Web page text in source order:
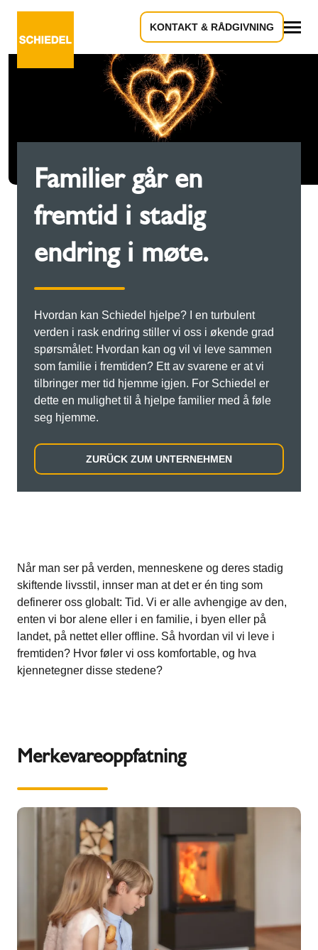
KONTAKT & RÅDGIVNING
Familier går en
fremtid i stadig
endring i møte.
Hvordan kan Schiedel hjelpe? I en turbulent
verden i rask endring stiller vi oss i økende grad
spørsmålet: Hvordan kan og vil vi leve sammen
som familie i fremtiden? Ett av svarene er at vi
tilbringer mer tid hjemme igjen. For Schiedel er
dette en mulighet til å hjelpe familier med å føle
seg hjemme.
ZURÜCK ZUM UNTERNEHMEN
Når man ser på verden, menneskene og deres stadig
skiftende livsstil, innser man at det er én ting som
definerer oss globalt: Tid. Vi er alle avhengige av den,
enten vi bor alene eller i en familie, i byen eller på
landet, på nettet eller offline. Så hvordan vil vi leve i
fremtiden? Hvor føler vi oss komfortable, og hva
kjennetegner disse stedene?
Merkevareoppfatning